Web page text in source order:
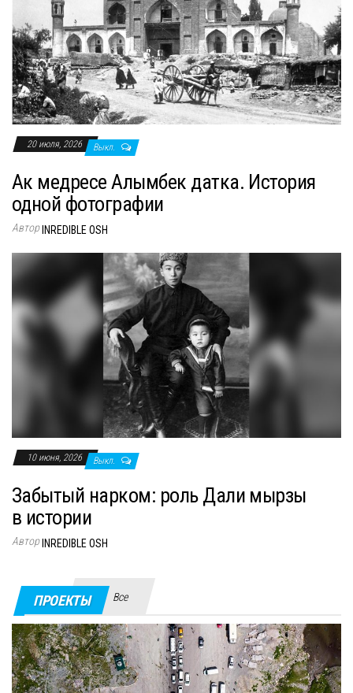
20 июля, 2026 Выкл.
Ак медресе Алымбек датка. История
одной фотографии
Автор INREDIBLE OSH
10 июня, 2026 Выкл.
Забытый нарком: роль Дали мырзы
в истории
Автор INREDIBLE OSH
ПРОЕКТЫ Все